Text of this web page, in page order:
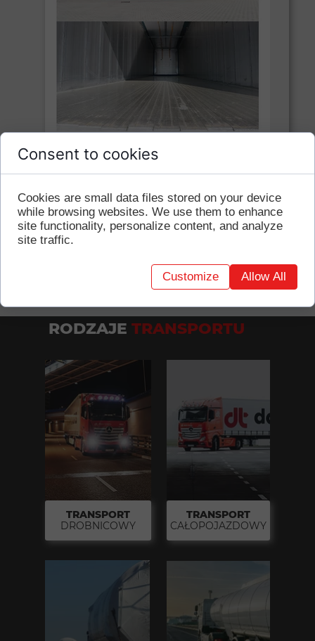
92 m²
POJEMNOŚĆ
ŁADOWANIE
DOPUSZCZALNY CIĘŻAR ŁADUNKU
TRANSPORT
CAŁOPOJAZDOWY
TRANSPORT
DROBNICOWY
RODZAJE TRANSPORTU
Consent to cookies
Cookies are small data files stored on your device
while browsing websites. We use them to enhance
site functionality, personalize content, and analyze
site traffic.
Customize Allow All